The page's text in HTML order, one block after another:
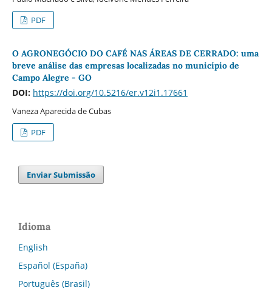
PDF
O AGRONEGÓCIO DO CAFÉ NAS ÁREAS DE CERRADO: uma
breve análise das empresas localizadas no município de
Campo Alegre - GO
DOI: https://doi.org/10.5216/er.v12i1.17661
Vaneza Aparecida de Cubas
PDF
Enviar Submissão
Idioma
English
Español (España)
Português (Brasil)